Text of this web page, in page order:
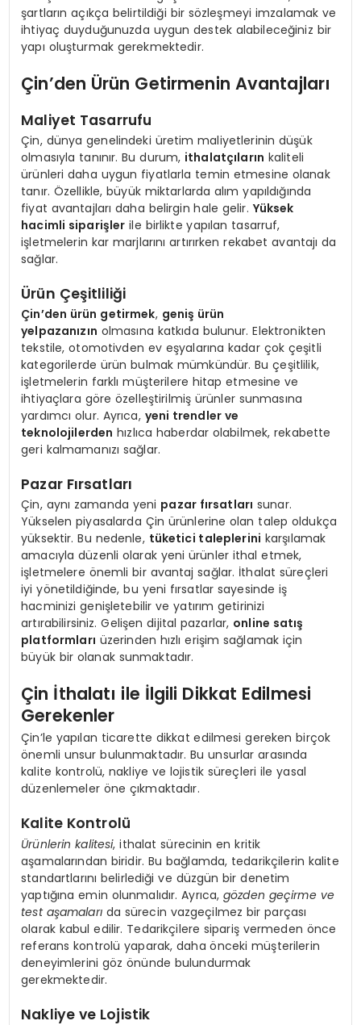
şartların açıkça belirtildiği bir sözleşmeyi imzalamak ve
ihtiyaç duyduğunuzda uygun destek alabileceğiniz bir
yapı oluşturmak gerekmektedir.
Çin’den Ürün Getirmenin Avantajları
Maliyet Tasarrufu
Çin, dünya genelindeki üretim maliyetlerinin düşük
olmasıyla tanınır. Bu durum, ithalatçıların kaliteli
ürünleri daha uygun fiyatlarla temin etmesine olanak
tanır. Özellikle, büyük miktarlarda alım yapıldığında
fiyat avantajları daha belirgin hale gelir. Yüksek
hacimli siparişler ile birlikte yapılan tasarruf,
işletmelerin kar marjlarını artırırken rekabet avantajı da
sağlar.
Ürün Çeşitliliği
Çin’den ürün getirmek, geniş ürün
yelpazanızın olmasına katkıda bulunur. Elektronikten
tekstile, otomotivden ev eşyalarına kadar çok çeşitli
kategorilerde ürün bulmak mümkündür. Bu çeşitlilik,
işletmelerin farklı müşterilere hitap etmesine ve
ihtiyaçlara göre özelleştirilmiş ürünler sunmasına
yardımcı olur. Ayrıca, yeni trendler ve
teknolojilerden hızlıca haberdar olabilmek, rekabette
geri kalmamanızı sağlar.
Pazar Fırsatları
Çin, aynı zamanda yeni pazar fırsatları sunar.
Yükselen piyasalarda Çin ürünlerine olan talep oldukça
yüksektir. Bu nedenle, tüketici taleplerini karşılamak
amacıyla düzenli olarak yeni ürünler ithal etmek,
işletmelere önemli bir avantaj sağlar. İthalat süreçleri
iyi yönetildiğinde, bu yeni fırsatlar sayesinde iş
hacminizi genişletebilir ve yatırım getirinizi
artırabilirsiniz. Gelişen dijital pazarlar, online satış
platformları üzerinden hızlı erişim sağlamak için
büyük bir olanak sunmaktadır.
Çin İthalatı ile İlgili Dikkat Edilmesi
Gerekenler
Çin’le yapılan ticarette dikkat edilmesi gereken birçok
önemli unsur bulunmaktadır. Bu unsurlar arasında
kalite kontrolü, nakliye ve lojistik süreçleri ile yasal
düzenlemeler öne çıkmaktadır.
Kalite Kontrolü
Ürünlerin kalitesi, ithalat sürecinin en kritik
aşamalarından biridir. Bu bağlamda, tedarikçilerin kalite
standartlarını belirlediği ve düzgün bir denetim
yaptığına emin olunmalıdır. Ayrıca,gözden geçirme ve
test aşamalarıda sürecin vazgeçilmez bir parçası
olarak kabul edilir. Tedarikçilere sipariş vermeden önce
referans kontrolü yaparak, daha önceki müşterilerin
deneyimlerini göz önünde bulundurmak
gerekmektedir.
Nakliye ve Lojistik